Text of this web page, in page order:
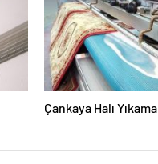
Çankaya Halı Yıkama